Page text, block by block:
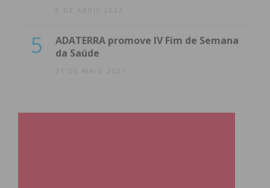
8 DE ABRIL 2022
5
ADATERRA promove IV Fim de Semana
da Saúde
21 DE MAIO 2021